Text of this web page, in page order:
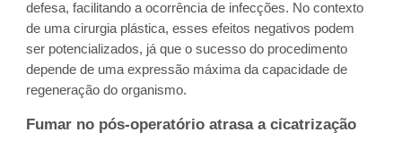
defesa, facilitando a ocorrência de infecções. No contexto
de uma cirurgia plástica, esses efeitos negativos podem
ser potencializados, já que o sucesso do procedimento
depende de uma expressão máxima da capacidade de
regeneração do organismo.
Fumar no pós-operatório atrasa a cicatrização